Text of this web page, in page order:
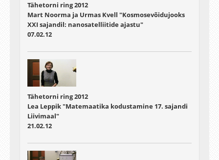
Tähetorni ring 2012
Mart Noorma ja Urmas Kvell "Kosmosevõidujooks
XXI sajandil: nanosatelliitide ajastu"
07.02.12
Tähetorni ring 2012
Lea Leppik "Matemaatika kodustamine 17. sajandi
Liivimaal"
21.02.12